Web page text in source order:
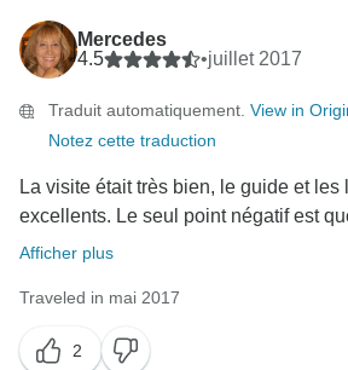
Mercedes
4.5
•juillet 2017
Traduit automatiquement. View in
Notez cette traduction
La visite était très bien, le guide et
excellents. Le seul point négatif est
Afficher plus
Traveled in mai 2017
2